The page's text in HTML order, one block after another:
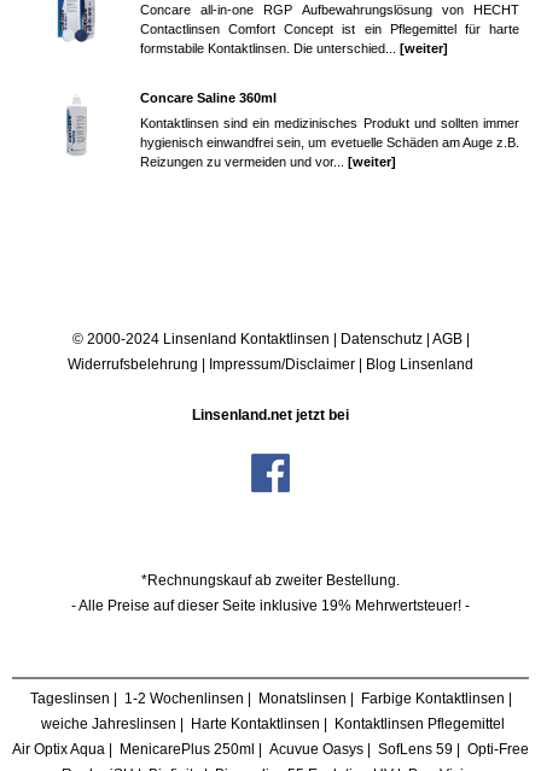
Concare all-in-one RGP Aufbewahrungslösung von HECHT
Contactlinsen Comfort Concept ist ein Pflegemittel für harte
formstabile Kontaktlinsen. Die unterschied... [weiter]
Concare Saline 360ml
Kontaktlinsen sind ein medizinisches Produkt und sollten immer
hygienisch einwandfrei sein, um evetuelle Schäden am Auge z.B.
Reizungen zu vermeiden und vor... [weiter]
© 2000-2024 Linsenland Kontaktlinsen | Datenschutz| AGB|
Widerrufsbelehrung | Impressum/Disclaimer | Blog Linsenland
Linsenland.net jetzt bei
*Rechnungskauf ab zweiter Bestellung.
- Alle Preise auf dieser Seite inklusive 19% Mehrwertsteuer! -
Tageslinsen | 1-2 Wochenlinsen | Monatslinsen | Farbige Kontaktlinsen |
weiche Jahreslinsen | Harte Kontaktlinsen | Kontaktlinsen Pflegemittel
Air Optix Aqua | MenicarePlus 250ml | Acuvue Oasys | SofLens 59 | Opti-Free